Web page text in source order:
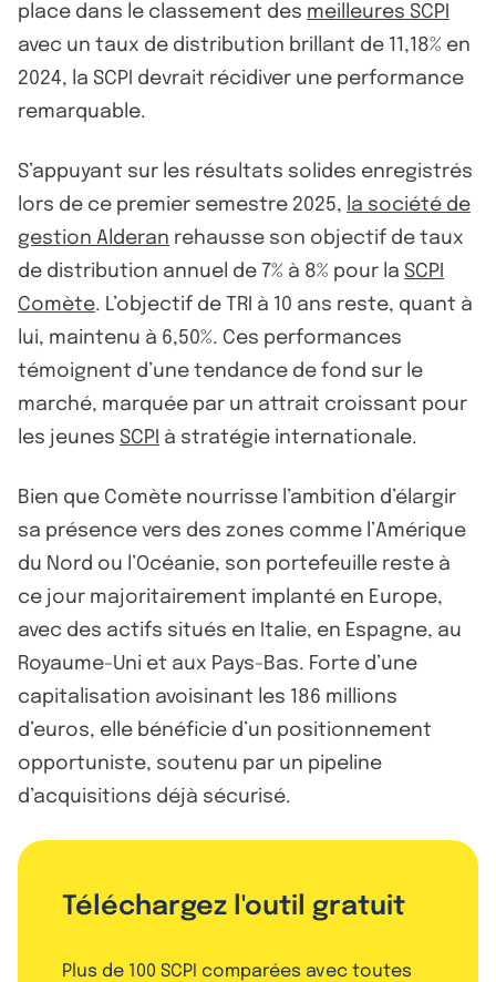
place dans le classement des meilleures SCPI
avec un taux de distribution brillant de 11,18% en
2024, la SCPI devrait récidiver une performance
remarquable.
S’appuyant sur les résultats solides enregistrés
lors de ce premier semestre 2025, la société de
gestion Alderan rehausse son objectif de taux
de distribution annuel de 7% à 8% pour la SCPI
Comète. L’objectif de TRI à 10 ans reste, quant à
lui, maintenu à 6,50%. Ces performances
témoignent d’une tendance de fond sur le
marché, marquée par un attrait croissant pour
les jeunes SCPI à stratégie internationale.
Bien que Comète nourrisse l’ambition d’élargir
sa présence vers des zones comme l’Amérique
du Nord ou l’Océanie, son portefeuille reste à
ce jour majoritairement implanté en Europe,
avec des actifs situés en Italie, en Espagne, au
Royaume-Uni et aux Pays-Bas. Forte d’une
capitalisation avoisinant les 186 millions
d’euros, elle bénéficie d’un positionnement
opportuniste, soutenu par un pipeline
d’acquisitions déjà sécurisé.
Téléchargez l'outil gratuit
Plus de 100 SCPI comparées avec toutes